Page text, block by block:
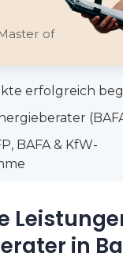
of
erfolgreich
BAFA & KfW-
in